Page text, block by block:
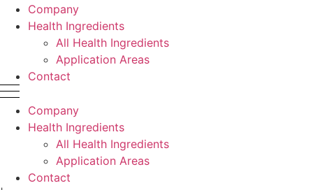
Company
Health Ingredients
All Health Ingredients
Application Areas
Contact
Company
Health Ingredients
All Health Ingredients
Application Areas
Contact